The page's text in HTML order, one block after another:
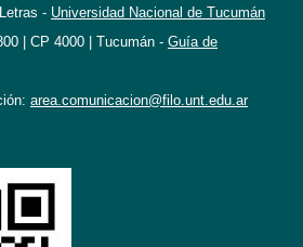
- Universidad Nacional de Tucumán
| CP 4000 | Tucumán - Guía de
area.comunicacion@filo.unt.edu.ar